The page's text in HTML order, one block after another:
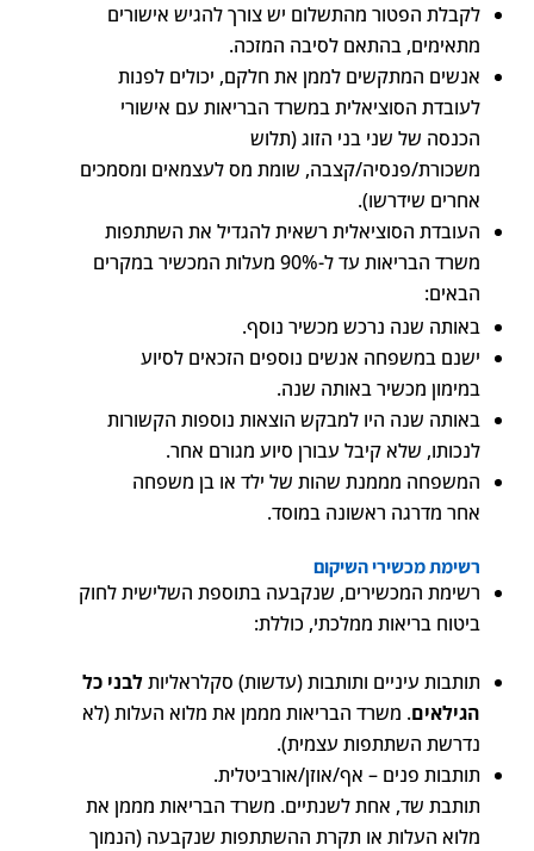
לקבלת הפטור מהתשלום יש צורך להגיש אישורים
מתאימים, בהתאם לסיבה המזכה.
אנשים המתקשים לממן את חלקם, יכולים לפנות
לעובדת הסוציאלית במשרד הבריאות עם אישורי
הכנסה של שני בני הזוג (תלוש
משכורת/פנסיה/קצבה, שומת מס לעצמאים ומסמכים
אחרים שידרשו).
העובדת הסוציאלית רשאית להגדיל את השתתפות
משרד הבריאות עד ל-90% מעלות המכשיר במקרים
הבאים:
באותה שנה נרכש מכשיר נוסף.
ישנם במשפחה אנשים נוספים הזכאים לסיוע
במימון מכשיר באותה שנה.
באותה שנה היו למבקש הוצאות נוספות הקשורות
לנכותו, שלא קיבל עבורן סיוע מגורם אחר.
המשפחה מממנת שהות של ילד או בן משפחה
אחר מדרגה ראשונה במוסד.
רשימת מכשירי השיקום
רשימת המכשירים, שנקבעה בתוספת השלישית לחוק
ביטוח בריאות ממלכתי, כוללת:
תותבות עיניים ותותבות (עדשות) סקלראליותלבני כל
הגילאים. משרד הבריאות מממן את מלוא העלות (לא
נדרשת השתתפות עצמית).
תותבות פנים – אף/אוזן/אורביטלית.
תותבת שד, אחת לשנתיים. משרד הבריאות מממן את
מלוא העלות או תקרת ההשתתפות שנקבעה (הנמוך